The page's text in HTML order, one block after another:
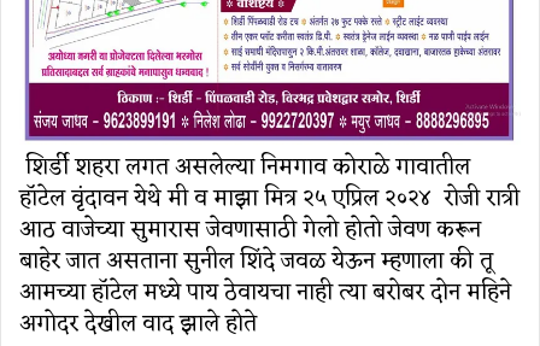
शिर्डी शहरा लगत असलेल्या निमगाव कोराळे गावातील
हॉटेल वृंदावन येथे मी व माझा मित्र २५ एप्रिल २०२४ रोजी रात्री
आठ वाजेच्या सुमारास जेवणासाठी गेलो होतो जेवण करून
बाहेर जात असताना सुनील शिंदे जवळ येऊन म्हणाला की तू
आमच्या हॉटेल मध्ये पाय ठेवायचा नाही त्या बरोबर दोन महिने
अगोदर देखील वाद झाले होते